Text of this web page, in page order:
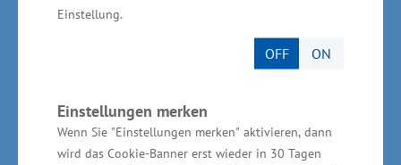
Einstellung.
OFF ON
Einstellungen merken
Wenn Sie "Einstellungen merken" aktivieren, dann
wird das Cookie-Banner erst wieder in 30 Tagen
Preisträger in der Kategorie
Michael Boddenberg, Danilo Hüttel, Markus